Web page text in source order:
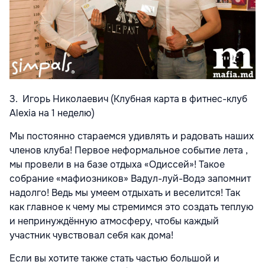
3. Игорь Николаевич (Клубная карта в фитнес-клуб
Alexia на 1 неделю)
Мы постоянно стараемся удивлять и радовать наших
членов клуба! Первое неформальное событие лета ,
мы провели в на базе отдыха «Одиссей»! Такое
собрание «мафиозников» Вадул-луй-Водэ запомнит
надолго! Ведь мы умеем отдыхать и веселится! Так
как главное к чему мы стремимся это создать теплую
и непринуждённую атмосферу, чтобы каждый
участник чувствовал себя как дома!
Если вы хотите также стать частью большой и